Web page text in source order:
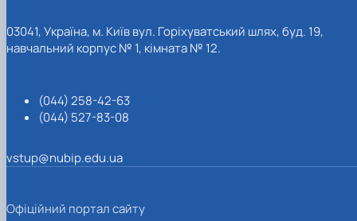
03041, Україна, м. Київ вул. Горіхуватський шлях, буд. 19,
навчальний корпус № 1, кімната № 12.
(044) 258-42-63
(044) 527-83-08
vstup@nubip.edu.ua
Офіційний портал сайту